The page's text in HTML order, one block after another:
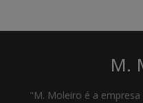
M.
"M. Moleiro é a